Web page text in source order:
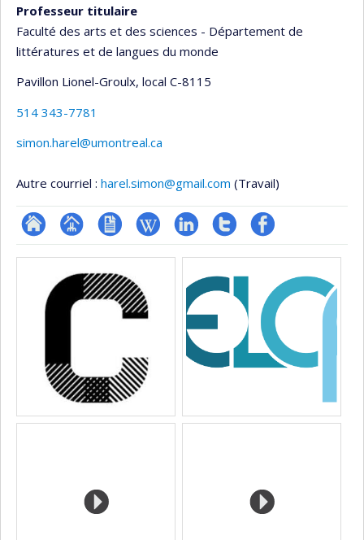
Professeur titulaire
Faculté des arts et des sciences - Département de
littératures et de langues du monde
Pavillon Lionel-Groulx, local C-8115
514 343-7781
simon.harel@umontreal.ca
Autre courriel : harel.simon@gmail.com (Travail)
ResearchGate
Page
(faculté,département,école)
CV Wiki LinkedInCompteProfil
Médias